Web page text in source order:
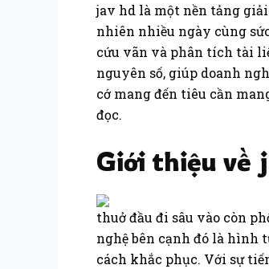
jav hd là một nền tảng
nhiên nhiều ngày cùng
cứu vãn và phân tích tài
nguyên số, giúp doanh
cớ mang đến tiêu cần
đọc.
Giới thiệu về
thuở đầu đi sâu vào còn
nghệ bên cạnh đó là hình
cách khắc phục. Với sự